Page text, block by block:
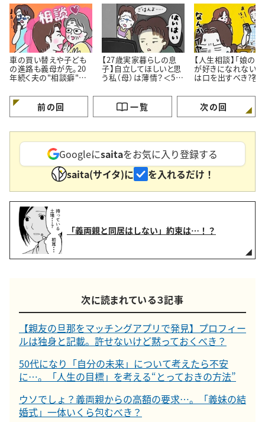
車の買い替えや子ども
の進路も義母が先。20
年続く夫の"相談癖"に
【27歳実家暮らしの息
子】自立してほしいと思
う私（母）は薄情？＜50
【人生相談】「娘の
が好きになれない…
は口を出すべき?答
前の回 一覧 次の回
Googleにsaitaをお気に入り登録する
saita(サイタ)に
を入れるだけ！
「義両親と同居はしない」約束は…！？
次に読まれている３記事
【親友の旦那をマッチングアプリで発見】プロフィー
ルは独身と記載。許せないけど黙っておくべき？
50代になり「自分の未来」について考えたら不安
に…。「人生の目標」を考える“とっておきの方法”
ウソでしょ？義両親からの高額の要求…。「義妹の結
婚式」一体いくら包むべき？